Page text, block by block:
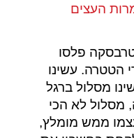
העצים
פלסו
הטטרה. עשינו
מסלול ברגל
מסלול לא הכי
ממש מומלץ,